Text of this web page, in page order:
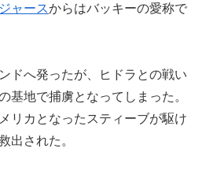
ャースからはバッキーの愛称で
ドへ発ったが、ヒドラとの戦い
基地で捕虜となってしまった。
リカとなったスティーブが駆け
出された。